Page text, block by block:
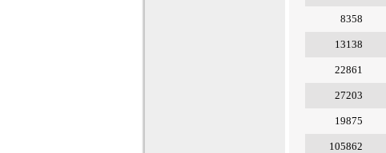
8358
13138
22861
27203
19875
105862